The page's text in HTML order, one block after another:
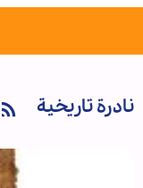
نادرة تاريخية